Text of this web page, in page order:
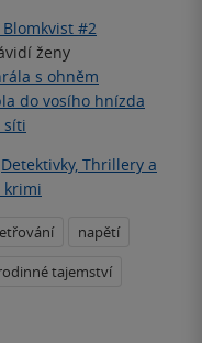
#2
ženy
s ohněm
do vosího hnízda
síti
Detektivky, Thrillery a
krimi
napětí
tajemství